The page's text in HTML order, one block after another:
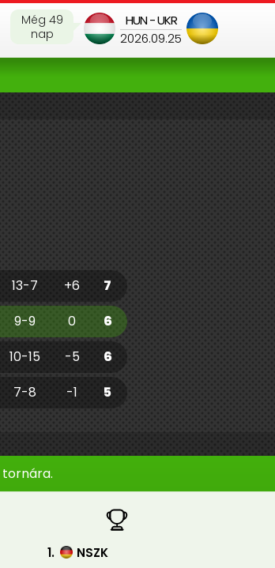
HUN - UKR
2026.09.25
Még 49
nap
13-7 +6
7
9-9 0
6
10-15 -5
6
7-8 -1 5
1.
NSZK